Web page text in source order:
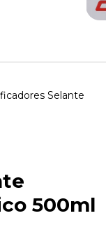
Selante
500ml